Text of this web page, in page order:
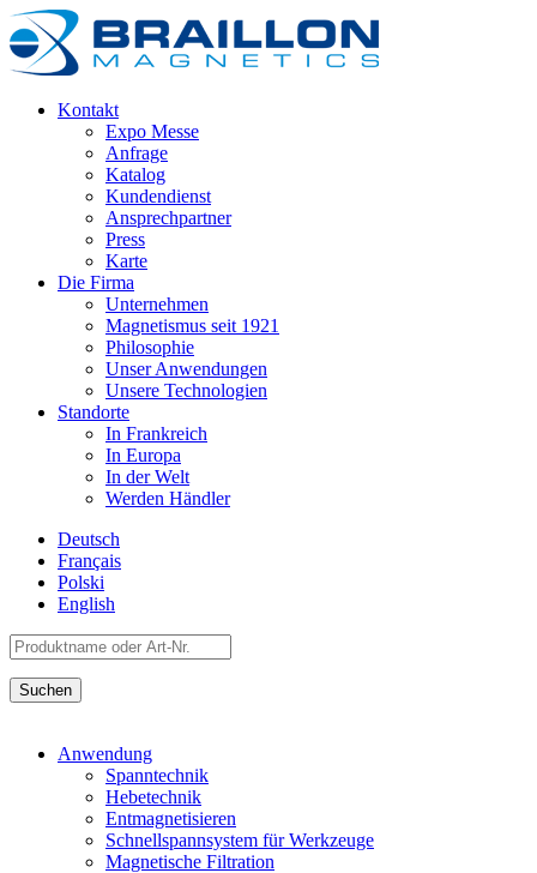
Kontakt
Expo Messe
Anfrage
Katalog
Kundendienst
Ansprechpartner
Press
Karte
Die Firma
Unternehmen
Magnetismus seit 1921
Philosophie
Unser Anwendungen
Unsere Technologien
Standorte
In Frankreich
In Europa
In der Welt
Werden Händler
Deutsch
Français
Polski
English
Anwendung
Spanntechnik
Hebetechnik
Entmagnetisieren
Schnellspannsystem für Werkzeuge
Magnetische Filtration